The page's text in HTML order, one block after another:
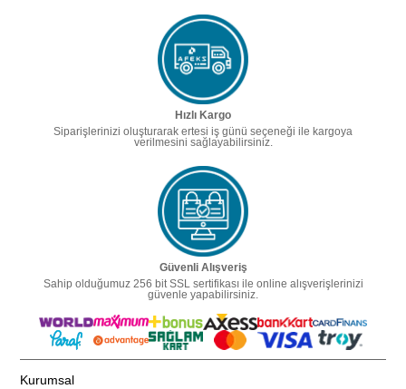
Hızlı Kargo
Siparişlerinizi oluşturarak ertesi iş günü seçeneği ile kargoya
verilmesini sağlayabilirsiniz.
Güvenli Alışveriş
Sahip olduğumuz 256 bit SSL sertifikası ile online alışverişlerinizi
güvenle yapabilirsiniz.
Kurumsal